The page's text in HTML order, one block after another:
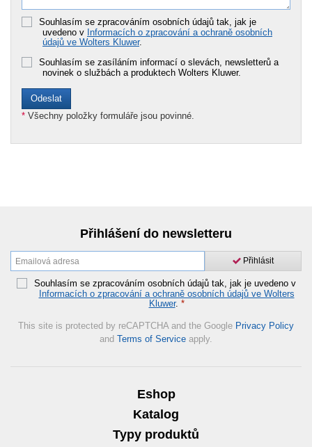
Souhlasím se zpracováním osobních údajů tak, jak je
uvedeno v Informacích o zpracování a ochraně osobních
údajů ve Wolters Kluwer.
Souhlasím se zasíláním informací o slevách, newsletterů a
novinek o službách a produktech Wolters Kluwer.
* Všechny položky formuláře jsou povinné.
Přihlášení do newsletteru
Přihlásit
Souhlasím se zpracováním osobních údajů tak, jak je uvedeno v
Informacích o zpracování a ochraně osobních údajů ve Wolters
Kluwer. *
This site is protected by reCAPTCHA and the Google Privacy Policy
and Terms of Service apply.
Eshop
Katalog
Typy produktů